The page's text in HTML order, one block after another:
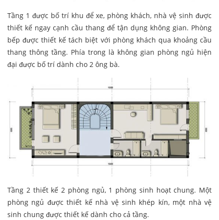
Tầng 1 được bố trí khu để xe, phòng khách, nhà vệ sinh được
thiết kế ngay cạnh cầu thang để tận dụng không gian. Phòng
bếp được thiết kế tách biệt với phòng khách qua khoảng cầu
thang thông tầng. Phía trong là không gian phòng ngủ hiện
đại được bố trí dành cho 2 ông bà.
Tầng 2 thiết kế 2 phòng ngủ, 1 phòng sinh hoạt chung. Một
phòng ngủ được thiết kế nhà vệ sinh khép kín, một nhà vệ
sinh chung được thiết kế dành cho cả tầng.